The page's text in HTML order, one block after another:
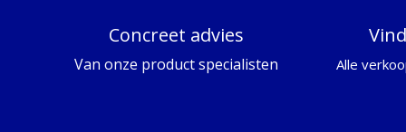
Concreet advies
Van onze product specialisten
Alle